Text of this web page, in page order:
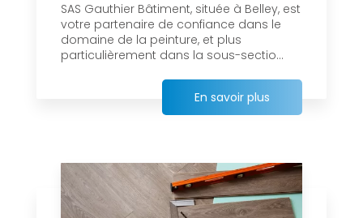
SAS Gauthier Bâtiment, située à Belley, est
votre partenaire de confiance dans le
domaine de la peinture, et plus
particulièrement dans la sous-sectio...
En savoir plus